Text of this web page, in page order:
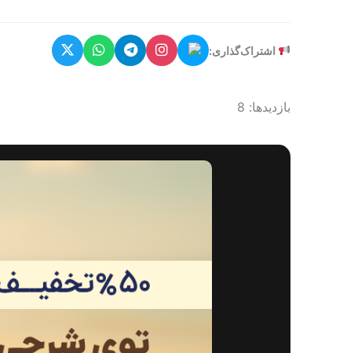
اشتراک‌گذاری:
بازدیدها: 8